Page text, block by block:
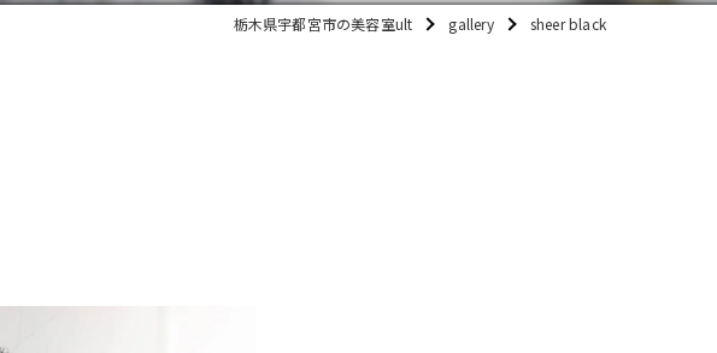
栃木県宇都宮市の美容室ult gallery sheer black